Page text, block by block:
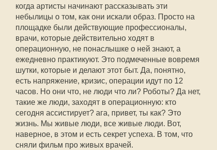
когда артисты начинают рассказывать эти
небылицы о том, как они искали образ. Просто на
площадке были действующие профессионалы,
врачи, которые действительно ходят в
операционную, не понаслышке о ней знают, а
ежедневно практикуют. Это подмеченные вовремя
шутки, которые и делают этот быт. Да, понятно,
есть напряжение, кризис, операции идут по 12
часов. Но они что, не люди что ли? Роботы? Да нет,
такие же люди, заходят в операционную: кто
сегодня ассистирует? ага, привет, ты как? Это
жизнь. Мы живые люди, все живые люди. Вот,
наверное, в этом и есть секрет успеха. В том, что
сняли фильм про живых врачей.